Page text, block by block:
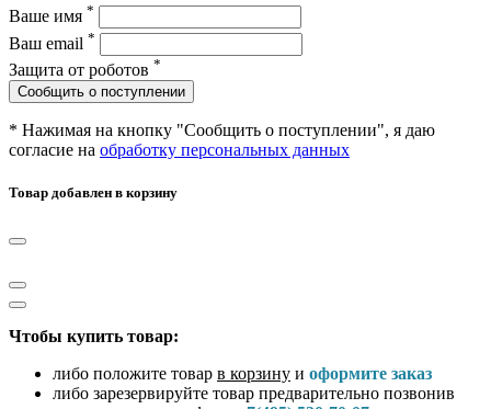
Ваше имя *
Ваш email *
Защита от роботов *
Сообщить о поступлении
* Нажимая на кнопку "Сообщить о поступлении", я даю
согласие на обработку персональных данных
Товар добавлен в корзину
Чтобы купить товар:
либо положите товар в корзину и оформите заказ
либо зарезервируйте товар предварительно позвонив